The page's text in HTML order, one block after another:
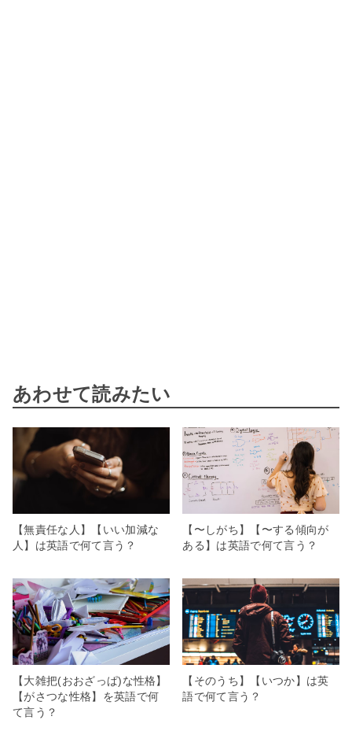
あわせて読みたい
【無責任な人】【いい加減な
人】は英語で何て言う？
【〜しがち】【〜する傾向が
ある】は英語で何て言う？
【大雑把(おおざっぱ)な性格】
【がさつな性格】を英語で何
て言う？
【そのうち】【いつか】は英
語で何て言う？